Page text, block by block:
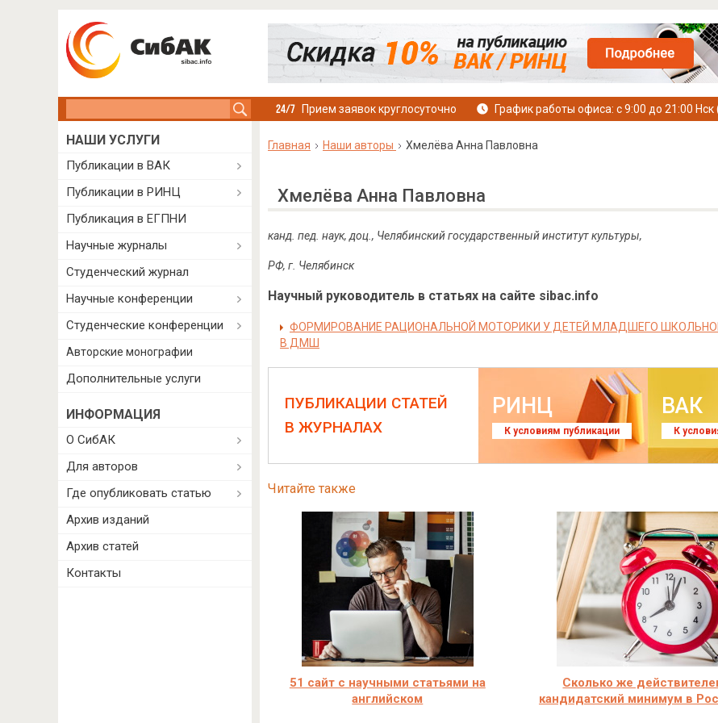
Прием заявок круглосуточно График работы офиса: с 9:00 до 21:00
Главная Наши авторы Хмелёва Анна Павловна
Хмелёва Анна Павловна
канд. пед. наук, доц., Челябинский государственный институт культуры,
РФ, г. Челябинск
Научный руководитель в статьях на сайте sibac.info
ФОРМИРОВАНИЕ РАЦИОНАЛЬНОЙ МОТОРИКИ У ДЕТЕЙ МЛАДШЕГО
В ДМШ
ПУБЛИКАЦИИ СТАТЕЙ
В ЖУРНАЛАХ
РИНЦ
К условиям публикации
ВАК
К
Читайте также
51 сайт с научными статьями на
английском
Сколько же
кандидатский минимум в
НАШИ УСЛУГИ
Публикации в ВАК
Публикации в РИНЦ
Публикация в ЕГПНИ
Научные журналы
Студенческий журнал
Научные конференции
Студенческие конференции
Авторские монографии
Дополнительные услуги
ИНФОРМАЦИЯ
О СибАК
Для авторов
Где опубликовать статью
Архив изданий
Архив статей
Контакты